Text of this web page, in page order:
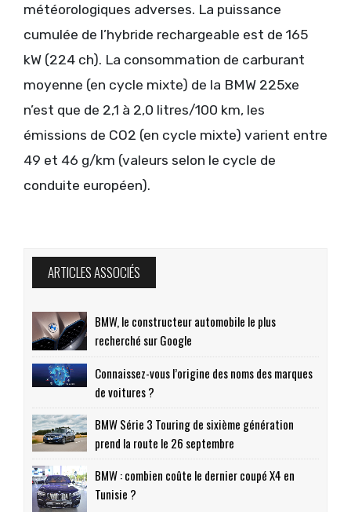
météorologiques adverses. La puissance
cumulée de l’hybride rechargeable est de 165
kW (224 ch). La consommation de carburant
moyenne (en cycle mixte) de la BMW 225xe
n’est que de 2,1 à 2,0 litres/100 km, les
émissions de CO2 (en cycle mixte) varient entre
49 et 46 g/km (valeurs selon le cycle de
conduite européen).
ARTICLES ASSOCIÉS
BMW, le constructeur automobile le plus
recherché sur Google
Connaissez-vous l’origine des noms des marques
de voitures ?
BMW Série 3 Touring de sixième génération
prend la route le 26 septembre
BMW : combien coûte le dernier coupé X4 en
Tunisie ?